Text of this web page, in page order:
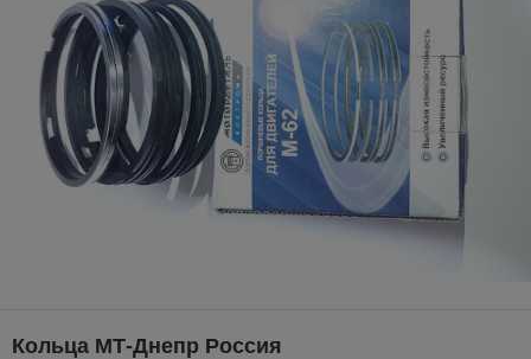
Кольца МТ-Днепр Россия